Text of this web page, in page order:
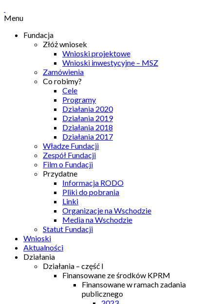
Menu
Fundacja
Złóż wniosek
Wnioski projektowe
Wnioski inwestycyjne – MSZ
Zamówienia
Co robimy?
Cele
Programy
Działania 2020
Działania 2019
Działania 2018
Działania 2017
Władze Fundacji
Zespół Fundacji
Film o Fundacji
Przydatne
Informacja RODO
Pliki do pobrania
Linki
Organizacje na Wschodzie
Media na Wschodzie
Statut Fundacji
Wnioski
Aktualności
Działania
Działania – część I
Finansowane ze środków KPRM
Finansowane w ramach zadania
publicznego